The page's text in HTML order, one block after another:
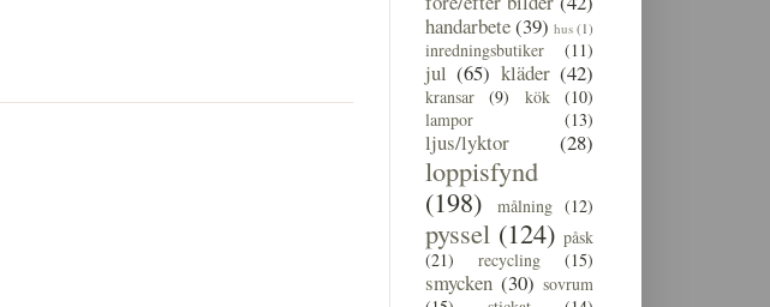
handarbete(39) hus (1)
inredningsbutiker (11)
jul (65) kläder (42)
kransar (9) kök
(10)
lampor
(13)
ljus/lyktor (28)
loppisfynd
(198)
målning (12)
pyssel (124) påsk
(21)
recycling (15)
smycken (30) sovrum